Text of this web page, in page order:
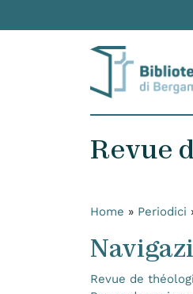
Revue
Home » Periodici
Revue de